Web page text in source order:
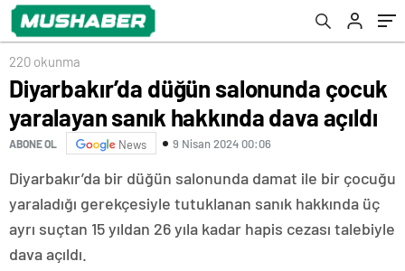
220 okunma
Diyarbakır’da düğün salonunda çocuk
yaralayan sanık hakkında dava açıldı
ABONE OL News 9 Nisan 2024 00:06
Diyarbakır’da bir düğün salonunda damat ile bir çocuğu
yaraladığı gerekçesiyle tutuklanan sanık hakkında üç
ayrı suçtan 15 yıldan 26 yıla kadar hapis cezası talebiyle
dava açıldı.